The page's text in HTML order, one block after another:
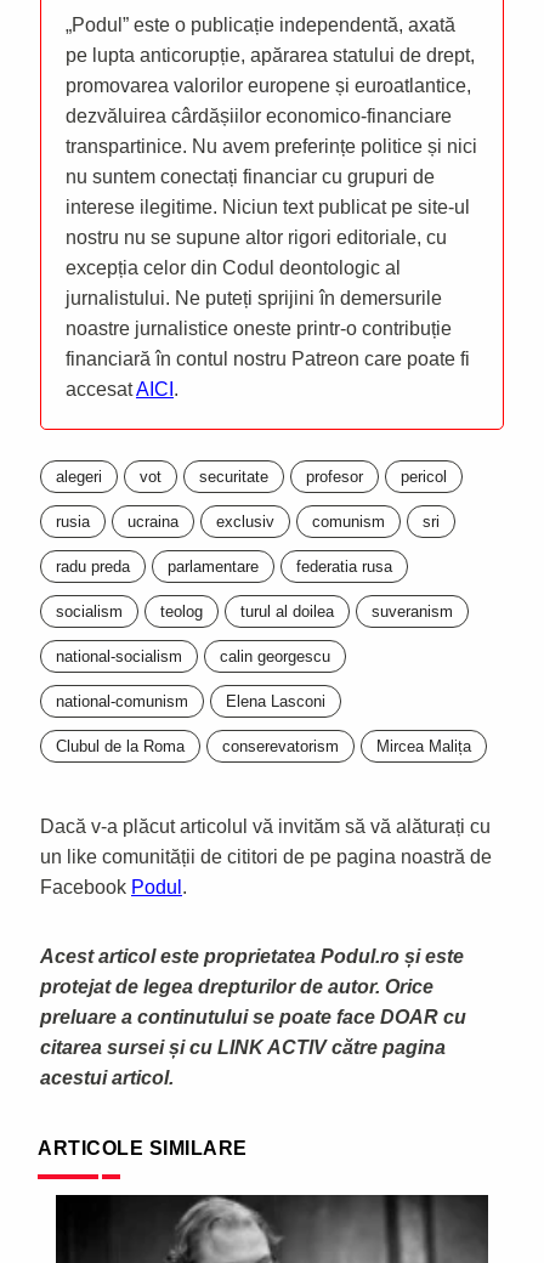
„Podul” este o publicație independentă, axată
pe lupta anticorupție, apărarea statului de drept,
promovarea valorilor europene și euroatlantice,
dezvăluirea cârdășiilor economico-financiare
transpartinice. Nu avem preferințe politice și nici
nu suntem conectați financiar cu grupuri de
interese ilegitime. Niciun text publicat pe site-ul
nostru nu se supune altor rigori editoriale, cu
excepția celor din Codul deontologic al
jurnalistului. Ne puteți sprijini în demersurile
noastre jurnalistice oneste printr-o contribuție
financiară în contul nostru Patreon care poate fi
accesatAICI .
alegeri vot securitate profesor pericol
rusia ucraina exclusiv comunism sri
radu preda parlamentare federatia rusa
socialism teolog turul al doilea suveranism
national-socialism calin georgescu
national-comunism Elena Lasconi
Clubul de la Roma conserevatorism Mircea Malița
Dacă v-a plăcut articolul vă invităm să vă alăturați cu
un like comunității de cititori de pe pagina noastră de
Facebook Podul .
Acest articol este proprietatea Podul.ro și este
protejat de legea drepturilor de autor. Orice
preluare a continutului se poate face DOAR cu
citarea sursei și cu LINK ACTIV către pagina
acestui articol.
ARTICOLE SIMILARE